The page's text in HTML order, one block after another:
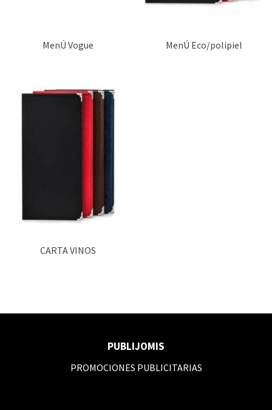
MenÚ Vogue MenÚ Eco/polipiel
CARTA VINOS
PUBLIJOMIS
PROMOCIONES PUBLICITARIAS